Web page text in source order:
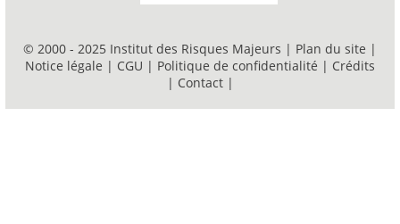
© 2000 - 2025 Institut des Risques Majeurs | Plan du site |
Notice légale | CGU | Politique de confidentialité | Crédits
| Contact |